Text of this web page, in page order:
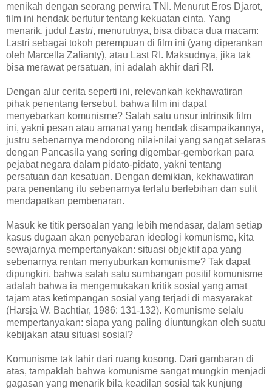
menikah dengan seorang perwira TNI. Menurut Eros Djarot,
film ini hendak bertutur tentang kekuatan cinta. Yang
menarik, judul Lastri, menurutnya, bisa dibaca dua macam:
Lastri sebagai tokoh perempuan di film ini (yang diperankan
oleh Marcella Zalianty), atau Last RI. Maksudnya, jika tak
bisa merawat persatuan, ini adalah akhir dari RI.
Dengan alur cerita seperti ini, relevankah kekhawatiran
pihak penentang tersebut, bahwa film ini dapat
menyebarkan komunisme? Salah satu unsur intrinsik film
ini, yakni pesan atau amanat yang hendak disampaikannya,
justru sebenarnya mendorong nilai-nilai yang sangat selaras
dengan Pancasila yang sering digembar-gemborkan para
pejabat negara dalam pidato-pidato, yakni tentang
persatuan dan kesatuan. Dengan demikian, kekhawatiran
para penentang itu sebenarnya terlalu berlebihan dan sulit
mendapatkan pembenaran.
Masuk ke titik persoalan yang lebih mendasar, dalam setiap
kasus dugaan akan penyebaran ideologi komunisme, kita
sewajarnya mempertanyakan: situasi objektif apa yang
sebenarnya rentan menyuburkan komunisme? Tak dapat
dipungkiri, bahwa salah satu sumbangan positif komunisme
adalah bahwa ia mengemukakan kritik sosial yang amat
tajam atas ketimpangan sosial yang terjadi di masyarakat
(Harsja W. Bachtiar, 1986: 131-132). Komunisme selalu
mempertanyakan: siapa yang paling diuntungkan oleh suatu
kebijakan atau situasi sosial?
Komunisme tak lahir dari ruang kosong. Dari gambaran di
atas, tampaklah bahwa komunisme sangat mungkin menjadi
gagasan yang menarik bila keadilan sosial tak kunjung